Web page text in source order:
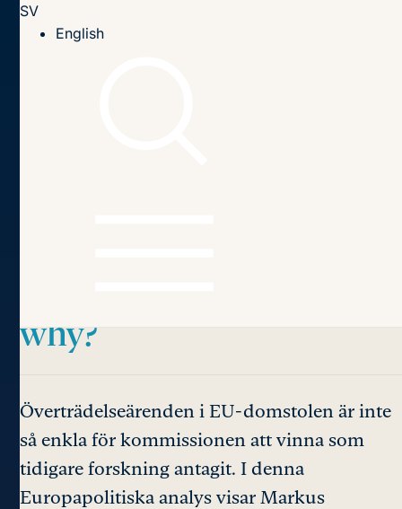
SV
English
why?
Överträdelseärenden i EU-domstolen är inte
så enkla för kommissionen att vinna som
tidigare forskning antagit. I denna
Europapolitiska analys visar Markus